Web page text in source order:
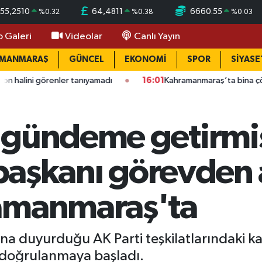
55,2510 %0.32 64,4811 %0.38 6660.55 %0.03
Galeri Videolar Canlı Yayın
GÜNCEL EKONOMİ SPOR
tanıyamadı 16:01Kahramanmaraş’ta bina çöktü:
gündeme
görevden
duyurduğu AK Parti teşkilatlarındaki
başladı.